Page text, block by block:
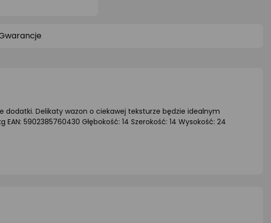
gwiazdki
Delikaty wazon o ciekawej teksturze będzie idealnym
5902385760430 Głębokość: 14 Szerokość: 14 Wysokość: 24